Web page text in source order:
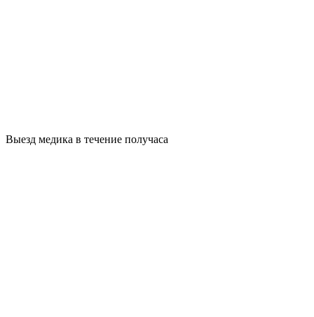
Выезд медика в течение получаса